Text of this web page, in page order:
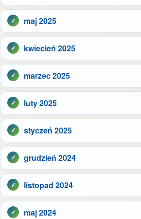
maj 2025
kwiecień 2025
marzec 2025
luty 2025
styczeń 2025
grudzień 2024
listopad 2024
maj 2024